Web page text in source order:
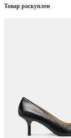
Товар раскуплен